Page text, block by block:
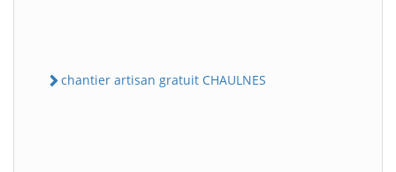
chantier artisan gratuit CHAULNES